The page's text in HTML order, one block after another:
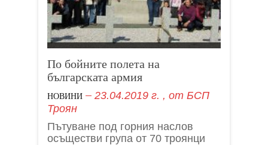
По бойните полета на
българската армия
НОВИНИ 23.04.2019 г. , от БСП
Троян
Пътуване под горния наслов
осъществи група от 70 троянци